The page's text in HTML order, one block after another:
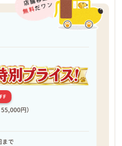
55,000円）
で